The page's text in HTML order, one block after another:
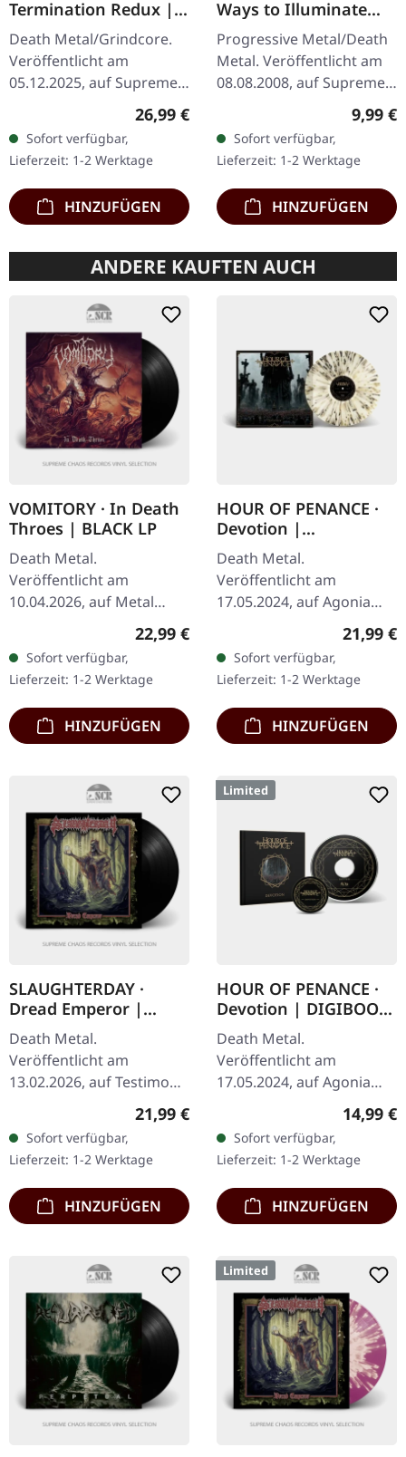
Termination Redux |
ORANGE/BLACK
SPLATTER LP
Death Metal/Grindcore.
Veröffentlicht am
05.12.2025, auf Supreme
Orangenes Vinyl mit
schwarzen Splattern -
"Slash Splatter Vinyl".…
Regulärer Preis:
26,99 €
Sofort verfügbar,
Lieferzeit: 1-2 Werktage
HINZUFÜGEN
Ways to Illuminate
Silence | DIGIPAK CD
Progressive Metal/Death
Metal. Veröffentlicht am
08.08.2008, auf Supreme
Chaos Records. Limitierte
CD-Version im DigiPak mit
12-seitgem Booklet.…
9,99 €
Sofort verfügbar,
Lieferzeit: 1-2 Werktage
HINZUFÜGEN
ANDERE KAUFTEN AUCH
VOMITORY · In Death
Throes | BLACK LP
Death Metal.
Veröffentlicht am
10.04.2026, auf Metal
Blade Records. Schwarzes
Vinyl im Standard-Cover
mit Insert und Download-
Karte. Wenn wir über…
Regulärer Preis:
22,99 €
Sofort verfügbar,
Lieferzeit: 1-2 Werktage
HINZUFÜGEN
HOUR OF PENANCE ·
Devotion |
MULITCOLOR
SPLATTER LP
Death Metal.
Veröffentlicht am
17.05.2024, auf Agonia
Records. Mehrfarbiges
Splatter Vinyl. Hour Of
Penance entfesseln mit
„Devotion" ihren bisher…
21,99 €
Sofort verfügbar,
Lieferzeit: 1-2 Werktage
HINZUFÜGEN
SLAUGHTERDAY ·
Dread Emperor |
BLACK LP
Death Metal.
Veröffentlicht am
13.02.2026, auf Testimony
Records. Schwarzes Vinyl
im Standard-Cover mit
Insert. Slaughterday
entfesseln mit „Dread…
Regulärer Preis:
21,99 €
Sofort verfügbar,
Lieferzeit: 1-2 Werktage
HINZUFÜGEN
Limited
HOUR OF PENANCE ·
Devotion | DIGIBOOK
CD
Death Metal.
Veröffentlicht am
17.05.2024, auf Agonia
Records. Digibook CD
inkl. Patch, limitiert auf
1000 Stück. Die
italienischen Death…
14,99 €
Sofort verfügbar,
Lieferzeit: 1-2 Werktage
HINZUFÜGEN
Limited